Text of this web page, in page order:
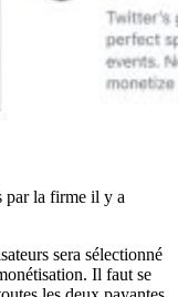
par la firme il y a
sera sélectionné
Il faut se